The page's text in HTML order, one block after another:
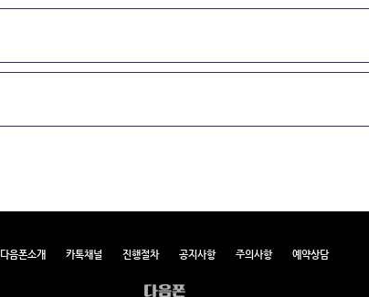
다음폰소개 카톡채널 진행절차 공지사항 주의사항 예약상담